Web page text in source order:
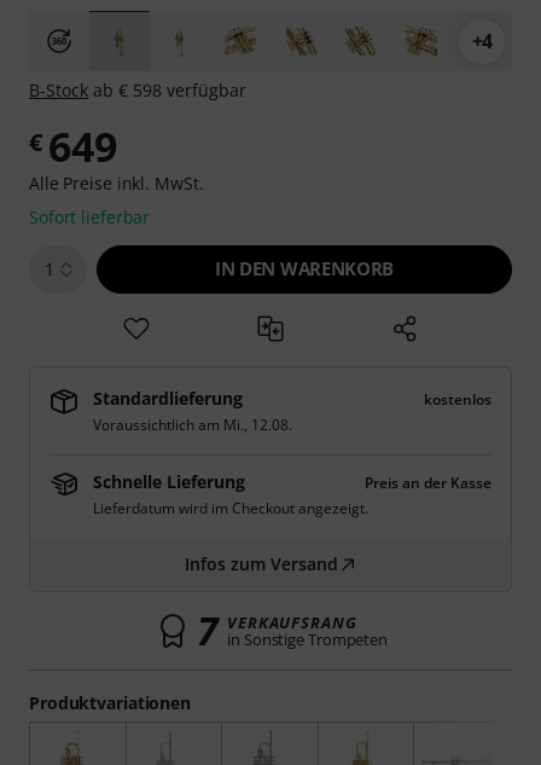
+4
Produktvariationen
B-Stock ab € 598 verfügbar
€ 649
Alle Preise inkl. MwSt.
Sofort lieferbar
1 IN DEN WARENKORB
Standardlieferung
kostenlos
Voraussichtlich am Mi., 12.08.
Schnelle Lieferung
Preis an der Kasse
Lieferdatum wird im Checkout angezeigt.
Infos zum Versand
7 VERKAUFSRANG
in Sonstige Trompeten